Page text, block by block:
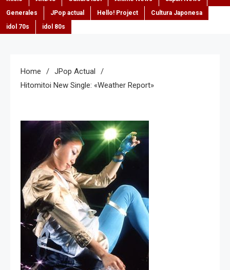
Generales
JPop actual Hello! Project
Cultura Japonesa
idol 70s
idol 80s
Home
JPop Actual
Hitomitoi New Single: «Weather Report»